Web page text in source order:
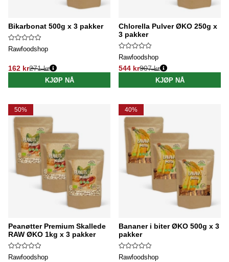
Bikarbonat 500g x 3 pakker
Rawfoodshop
162 kr
Vanlig pris:
271 kr
KJØP NÅ
Chlorella Pulver ØKO 250g x
3 pakker
Rawfoodshop
544 kr
Vanlig pris:
907 kr
KJØP NÅ
50%
Peanøtter Premium Skallede
RAW ØKO 1kg x 3 pakker
Rawfoodshop
40%
Bananer i biter ØKO 500g x 3
pakker
Rawfoodshop